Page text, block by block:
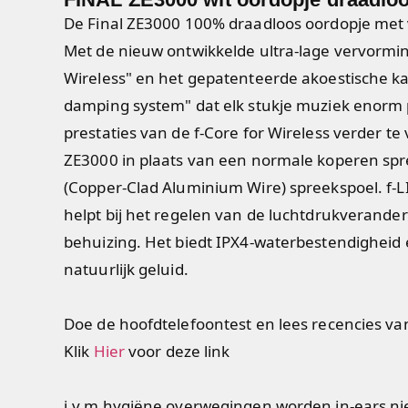
De Final ZE3000 100% draadloos oordopje
Met de nieuw ontwikkelde ultra-lage
Wireless" en het gepatenteerde akoestische
damping system" dat elk stukje muziek
prestaties van de f-Core for Wireless verder
ZE3000 in plaats van een normale koperen
(Copper-Clad Aluminium Wire) spreekspoel. f-
helpt bij het regelen van de
behuizing. Het biedt IPX4-
natuurlijk geluid.
Doe de hoofdtelefoontest en lees recencies
Klik Hiervoor deze link